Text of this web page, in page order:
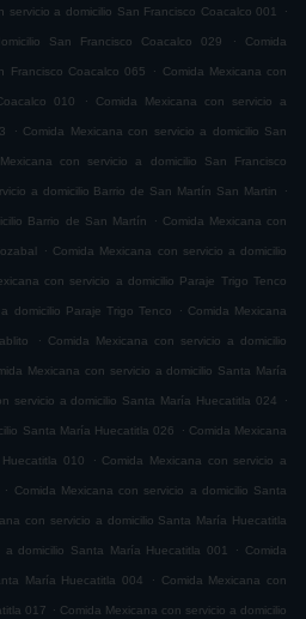
servicio a domicilio San Francisco Coacalco 001 .
San Francisco Coacalco 029 . Comida
Francisco Coacalco 065 . Comida Mexicana con
010 . Comida Mexicana con servicio a
. Comida Mexicana con servicio a domicilio San
con servicio a domicilio San Francisco
a domicilio Barrio de San Martín San Martin .
Barrio de San Martín . Comida Mexicana con
. Comida Mexicana con servicio a domicilio
con servicio a domicilio Paraje Trigo Tenco
domicilio Paraje Trigo Tenco . Comida Mexicana
. Comida Mexicana con servicio a domicilio
Mexicana con servicio a domicilio Santa María
servicio a domicilio Santa María Huecatitla 024 .
Santa María Huecatitla 026 . Comida Mexicana
010 . Comida Mexicana con servicio a
. Comida Mexicana con servicio a domicilio Santa
con servicio a domicilio Santa María Huecatitla
a domicilio Santa María Huecatitla 001 . Comida
María Huecatitla 004 . Comida Mexicana con
017 . Comida Mexicana con servicio a domicilio